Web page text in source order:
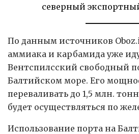
северный
По данным источников
аммиака и карбамида уже
Вентспилсский свободный
Балтийском море. Его
переваливать до 1,5 млн.
будет осуществляться по
Использование порта на